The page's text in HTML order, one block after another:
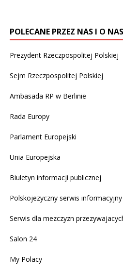
POLECANE PRZEZ NAS I O
Prezydent Rzeczpospolitej Polskiej
Sejm Rzeczpospolitej Polskiej
Ambasada RP w Berlinie
Rada Europy
Parlament Europejski
Unia Europejska
Biuletyn informacji publicznej
Polskojezyczny serwis
Serwis dla mezczyzn
Salon 24
My Polacy